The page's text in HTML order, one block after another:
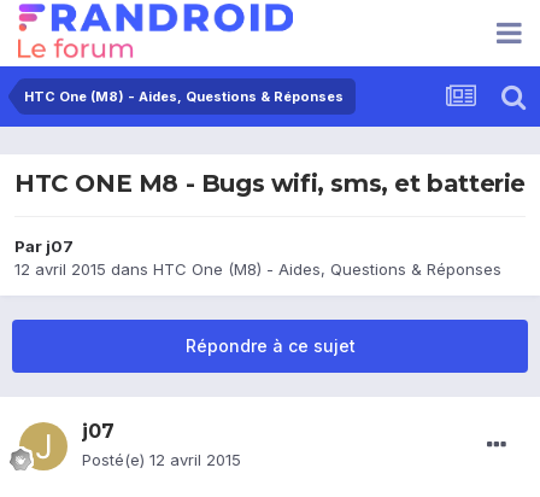
HTC One (M8) - Aides, Questions & Réponses
HTC ONE M8 - Bugs wifi, sms, et batterie
Par j07
12 avril 2015 dans HTC One (M8) - Aides, Questions & Réponses
Répondre à ce sujet
j07
Posté(e) 12 avril 2015